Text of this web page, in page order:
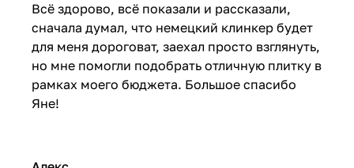
Всё здорово, всё показали и рассказали,
сначала думал, что немецкий клинкер будет
для меня дороговат, заехал просто взглянуть,
но мне помогли подобрать отличную плитку в
рамках моего бюджета. Большое спасибо
Яне!